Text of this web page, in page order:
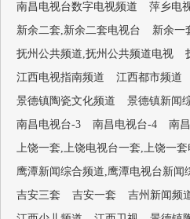
南昌电视台数字电视频道
萍乡电
新余二套,新余二套电视台
新余一
抚州公共频道,抚州公共频道电视
江西电视指南频道
江西都市频道
景德镇陶瓷文化频道
景德镇新闻
南昌电视台-3
南昌电视台-4 南
上饶一套,上饶电视台一套,上饶一套
鹰潭新闻综合频道,鹰潭电视台新闻
吉安三套
吉安一套 吉州新闻频